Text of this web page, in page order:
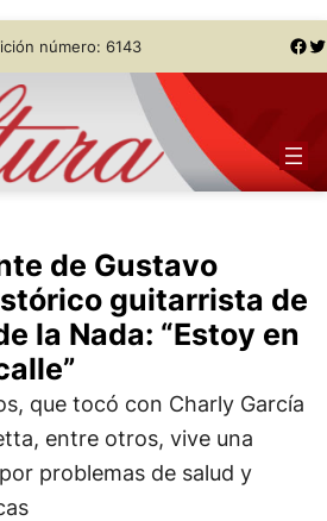
número: 6143 Facebook Twitter
de Gustavo
guitarrista de
la Nada: “Estoy en
que tocó con Charly García
entre otros, vive una
problemas de salud y